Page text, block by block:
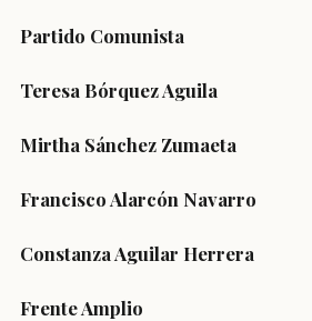
Partido Comunista
Teresa Bórquez Aguila
Mirtha Sánchez Zumaeta
Francisco Alarcón Navarro
Constanza Aguilar Herrera
Frente Amplio